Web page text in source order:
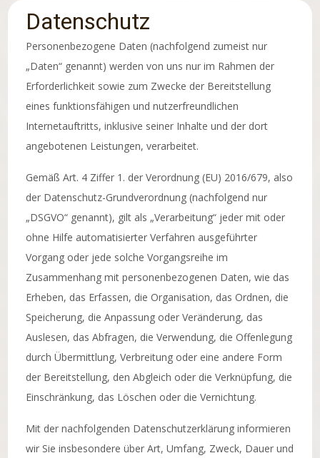
Datenschutz
Personenbezogene Daten (nachfolgend zumeist nur
„Daten“ genannt) werden von uns nur im Rahmen der
Erforderlichkeit sowie zum Zwecke der Bereitstellung
eines funktionsfähigen und nutzerfreundlichen
Internetauftritts, inklusive seiner Inhalte und der dort
angebotenen Leistungen, verarbeitet.
Gemäß Art. 4 Ziffer 1. der Verordnung (EU) 2016/679, also
der Datenschutz-Grundverordnung (nachfolgend nur
„DSGVO“ genannt), gilt als „Verarbeitung“ jeder mit oder
ohne Hilfe automatisierter Verfahren ausgeführter
Vorgang oder jede solche Vorgangsreihe im
Zusammenhang mit personenbezogenen Daten, wie das
Erheben, das Erfassen, die Organisation, das Ordnen, die
Speicherung, die Anpassung oder Veränderung, das
Auslesen, das Abfragen, die Verwendung, die Offenlegung
durch Übermittlung, Verbreitung oder eine andere Form
der Bereitstellung, den Abgleich oder die Verknüpfung, die
Einschränkung, das Löschen oder die Vernichtung.
Mit der nachfolgenden Datenschutzerklärung informieren
wir Sie insbesondere über Art, Umfang, Zweck, Dauer und